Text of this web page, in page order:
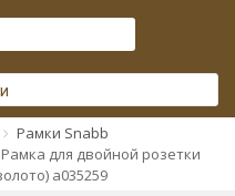
Рамки Snabb
Рамка для двойной розетки
a035259